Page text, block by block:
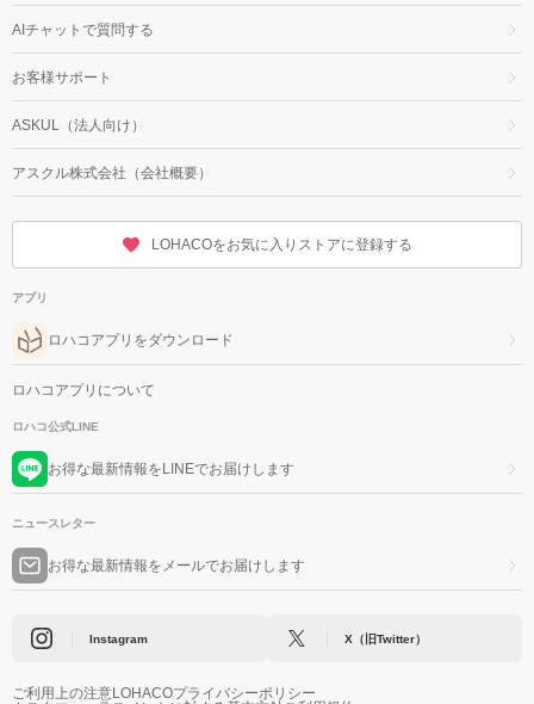
AIチャットで質問する
お客様サポート
ASKUL（法人向け）
アスクル株式会社（会社概要）
LOHACOをお気に入りストアに登録する
アプリ
ロハコアプリをダウンロード
ロハコアプリについて
ロハコ公式LINE
お得な最新情報をLINEでお届けします
ニュースレター
お得な最新情報をメールでお届けします
Instagram X（旧Twitter）
ご利用上の注意LOHACOプライバシーポリシー